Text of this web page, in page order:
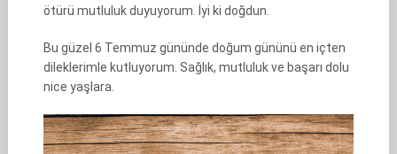
ötürü mutluluk duyuyorum. İyi ki doğdun.
Bu güzel 6 Temmuz gününde doğum gününü en içten
dileklerimle kutluyorum. Sağlık, mutluluk ve başarı dolu
nice yaşlara.